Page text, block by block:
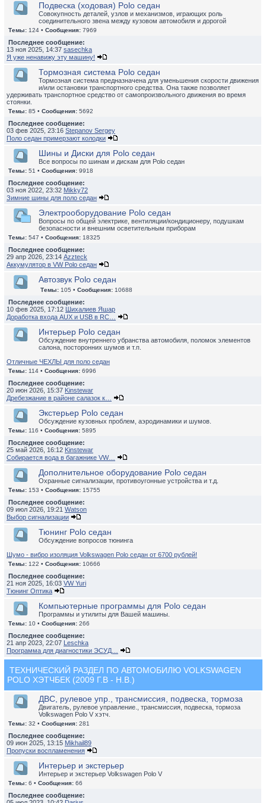
Подвеска (ходовая) Polo седан
Совокупность деталей, узлов и механизмов, играющих роль
соединительного звена между кузовом автомобиля и дорогой
Темы: 124 • Сообщения: 7969
Последнее сообщение:
13 ноя 2025, 14:37 sasechka
Я уже ненавижу эту машину!
Тормозная система Polo седан
Тормозная система предназначена для уменьшения скорости движения
и/или остановки транспортного средства. Она также позволяет
удерживать транспортное средство от самопроизвольного движения во время
стоянки.
Темы: 85 • Сообщения: 5692
Последнее сообщение:
03 фев 2025, 23:16 Stepanov Sergey
Поло седан примерзают колодки
Шины и Диски для Polo седан
Все вопросы по шинам и дискам для Polo седан
Темы: 51 • Сообщения: 9918
Последнее сообщение:
03 ноя 2022, 23:32 Mikky72
Зимние шины для поло седан
Электрооборудование Polo седан
Вопросы по общей электрике, вентиляции/кондиционеру, подушкам
безопасности и внешним осветительным приборам
Темы: 547 • Сообщения: 18325
Последнее сообщение:
29 апр 2026, 23:14 Azzteck
Аккумулятор в VW Polo седан
Автозвук Polo седан
Темы: 105 • Сообщения: 10688
Последнее сообщение:
10 фев 2025, 17:12 Шихалиев Яшар
Доработка входа AUX и USB в RC…
Интерьер Polo седан
Обсуждение внутреннего убранства автомобиля, поломок элементов
салона, посторонних шумов и т.п.
Отличные ЧЕХЛЫ для поло седан
Темы: 114 • Сообщения: 6996
Последнее сообщение:
20 июн 2026, 15:37 Kinstewar
Дребезжание в районе салазок к…
Экстерьер Polo седан
Обсуждение кузовных проблем, аэродинамики и шумов.
Темы: 116 • Сообщения: 5895
Последнее сообщение:
25 май 2026, 16:12 Kinstewar
Собирается вода в багажнике VW…
Дополнительное оборудование Polo седан
Охранные сигнализации, противоугонные устройства и т.д.
Темы: 153 • Сообщения: 15755
Последнее сообщение:
09 июл 2026, 19:21 Watson
Выбор сигнализации
Тюнинг Polo седан
Обсуждение вопросов тюнинга
Шумо - вибро изоляция Volkswagen Polo седан от 6700 рублей!
Темы: 122 • Сообщения: 10666
Последнее сообщение:
21 ноя 2025, 16:03 VW Yuri
Тюнинг Оптика
Компьютерные программы для Polo седан
Программы и утилиты для Вашей машины.
Темы: 10 • Сообщения: 266
Последнее сообщение:
21 апр 2023, 22:07 Leschka
Программа для диагностики ЭСУД…
ТЕХНИЧЕСКИЙ РАЗДЕЛ ПО АВТОМОБИЛЮ VOLKSWAGEN
POLO ХЭТЧБЕК (2009 Г.В - Н.В.)
ДВС, рулевое упр., трансмиссия, подвеска, тормоза
Двигатель, рулевое управление., трансмиссия, подвеска, тормоза
Volkswagen Polo V хэтч.
Темы: 32 • Сообщения: 281
Последнее сообщение:
09 июн 2025, 13:15 Mikhail89
Пропуски воспламенения
Интерьер и экстерьер
Интерьер и экстерьер Volkswagen Polo V
Темы: 6 • Сообщения: 66
Последнее сообщение: